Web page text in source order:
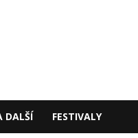
DALŠÍ FESTIVALY